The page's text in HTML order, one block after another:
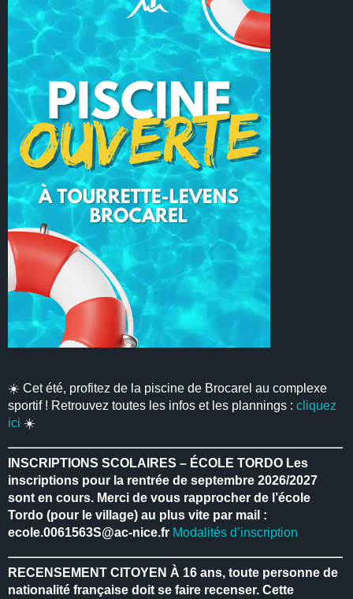
☀️ Cet été, profitez de la piscine de Brocarel au complexe
sportif ! Retrouvez toutes les infos et les plannings :cliquez
ici ☀️
INSCRIPTIONS SCOLAIRES – ÉCOLE TORDO Les
inscriptions pour la rentrée de septembre 2026/2027
sont en cours. Merci de vous rapprocher de l’école
Tordo (pour le village) au plus vite par mail :
ecole.0061563S@ac-nice.fr Modalités d’inscription
RECENSEMENT CITOYEN À 16 ans, toute personne de
nationalité française doit se faire recenser. Cette